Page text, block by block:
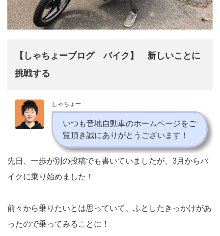
【しゃちょーブログ バイク】 新しいことに
挑戦する
しゃちょー
いつも音地自動車のホームページをご
覧頂き誠にありがとうございます！
先日、一歩が別の投稿でも書いていましたが、3月からバ
イクに乗り始めました！
前々から乗りたいとは思っていて、ふとしたきっかけがあ
ったので乗ってみることに！